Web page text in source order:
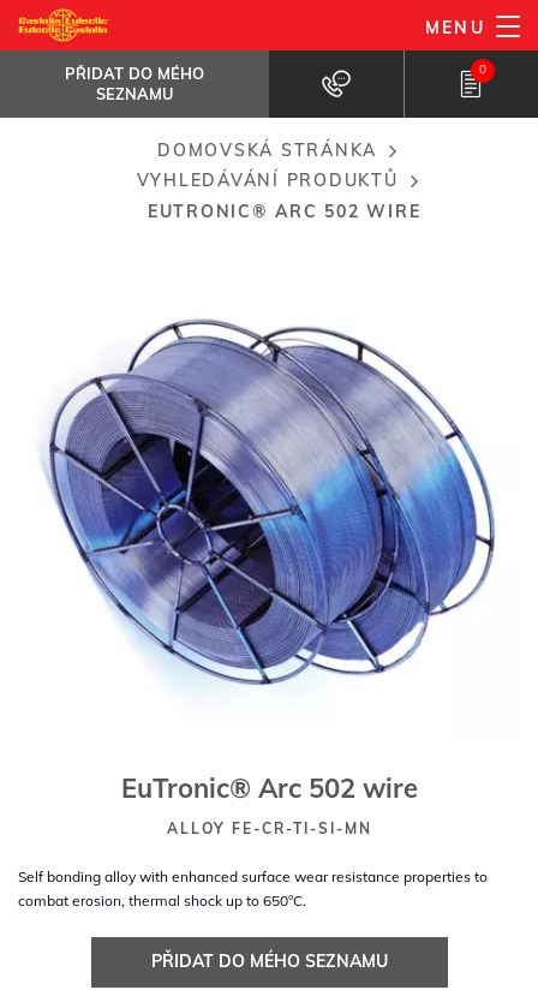
Přejít
k
hlavnímu
obsahu
MENU
PŘIDAT DO MÉHO
SEZNAMU
0
EuTronic® Arc 502 wire
PŘIDAT DO MÉHO SEZNAMU
Breadcrumb
DOMOVSKÁ STRÁNKA
VYHLEDÁVÁNÍ PRODUKTŮ
EUTRONIC® ARC 502 WIRE
EuTronic® Arc 502 wire
ALLOY FE-CR-TI-SI-MN
Self bonding alloy with enhanced surface wear resistance properties to
combat erosion, thermal shock up to 650°C.
PŘIDAT DO MÉHO SEZNAMU